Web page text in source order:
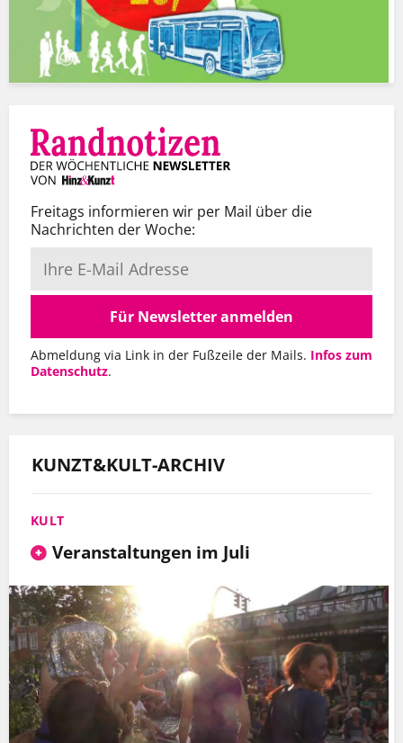
Freitags informieren wir per Mail über die
Nachrichten der Woche:
Für Newsletter anmelden
Abmeldung via Link in der Fußzeile der Mails. Infos zum
Datenschutz.
KUNZT&KULT-ARCHIV
KULT
Veranstaltungen im Juli